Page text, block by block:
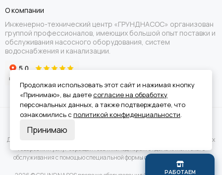
О компании
Инженерно-технический центр «ГРУНДНАСОС» организован
группой профессионалов, имеющих большой опыт поставки и
обслуживания насосного оборудования, систем
водоснабжения и канализации.
Для получения подробной информации о наличии и стоимости указанных
товаров или услуг обращайтесь к менеджерам отдела клиентского
обслуживания с помощью специальной формы связи или по телефону.
РАБОТАЕМ
Продолжая использовать этот сайт и нажимая кнопку
«Принимаю», вы даете согласие на обработку
персональных данных, а также подтверждаете, что
ознакомились с политикой конфиденциальности.
Принимаю